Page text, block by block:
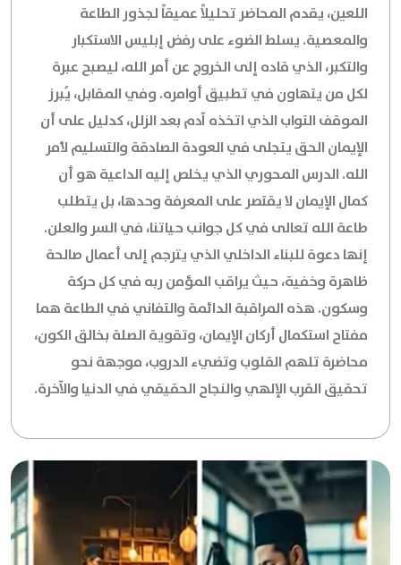
اللعين، يقدم المحاضر تحليلاً عميقاً لجذور الطاعة
والمعصية. يسلط الضوء على رفض إبليس الاستكبار
والتكبر، الذي قاده إلى الخروج عن أمر الله، ليصبح عبرة
لكل من يتهاون في تطبيق أوامره. وفي المقابل، يُبرز
الموقف التواب الذي اتخذه آدم بعد الزلل، كدليل على أن
الإيمان الحق يتجلى في العودة الصادقة والتسليم لأمر
الله. الدرس المحوري الذي يخلص إليه الداعية هو أن
كمال الإيمان لا يقتصر على المعرفة وحدها، بل يتطلب
طاعة الله تعالى في كل جوانب حياتنا، في السر والعلن.
إنها دعوة للبناء الداخلي الذي يترجم إلى أعمال صالحة
ظاهرة وخفية، حيث يراقب المؤمن ربه في كل حركة
وسكون. هذه المراقبة الدائمة والتفاني في الطاعة هما
مفتاح استكمال أركان الإيمان، وتقوية الصلة بخالق الكون،
محاضرة تلهم القلوب وتضيء الدروب، موجهة نحو
تحقيق القرب الإلهي والنجاح الحقيقي في الدنيا والآخرة.